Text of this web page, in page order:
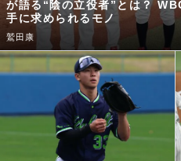
が語る“陰の立役者”とは？
手に求められるモノ
鷲田康